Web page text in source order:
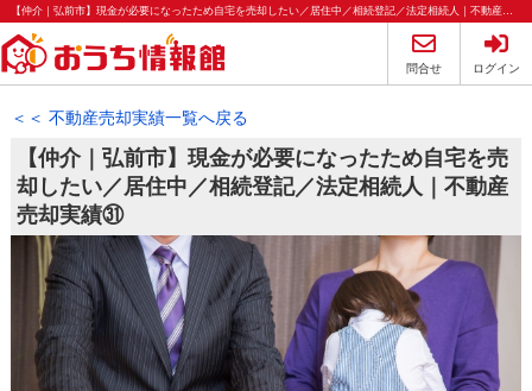
【仲介｜弘前市】現金が必要になったため自宅を売却したい／居住中／相続登記／法定相続人｜不動産売却実績㉛｜おうち情報館 査定おうち情報館売却実績ページです。 | 弘前・青森の不動産のことならおうち情報館
問合せ ログイン
＜＜ 不動産売却実績一覧へ戻る
【仲介｜弘前市】現金が必要になったため自宅を売
却したい／居住中／相続登記／法定相続人｜不動産
売却実績㉛